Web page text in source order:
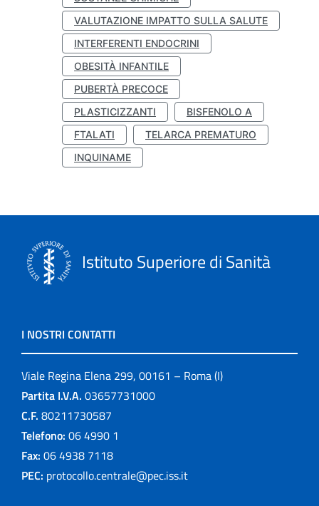
VALUTAZIONE IMPATTO SULLA SALUTE
INTERFERENTI ENDOCRINI
OBESITÀ INFANTILE
PUBERTÀ PRECOCE
PLASTICIZZANTI
BISFENOLO A
FTALATI
TELARCA PREMATURO
INQUINAME
Istituto Superiore di Sanità
I NOSTRI CONTATTI
Viale Regina Elena 299, 00161 – Roma (I)
Partita I.V.A. 03657731000
C.F. 80211730587
Telefono: 06 4990 1
Fax: 06 4938 7118
PEC: protocollo.centrale@pec.iss.it